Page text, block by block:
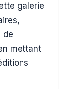
galerie
de
mettant